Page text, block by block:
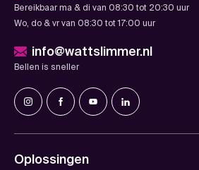
Bereikbaar ma & di van 08:30 tot 20:30 uur
Wo, do & vr van 08:30 tot 17:00 uur
info@wattslimmer.nl
Bellen is sneller
Oplossingen